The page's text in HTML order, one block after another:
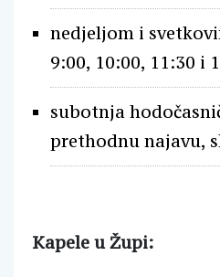
nedjeljom i
9:00, 10:00, 11:30 i
subotnja
prethodnu najavu,
Kapele u Župi: